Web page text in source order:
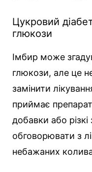
Цукровий
глюкози
Імбир може
глюкози, але це
замінити
приймає
добавки або
обговорювати з
небажаних